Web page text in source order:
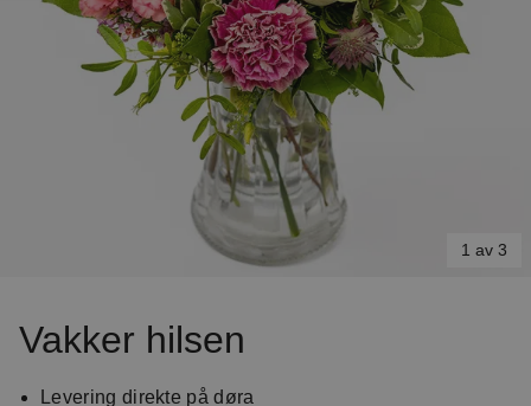
1 av 3
Vakker hilsen
Levering direkte på døra